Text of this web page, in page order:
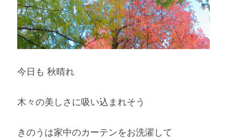
今日も 秋晴れ
木々の美しさに吸い込まれそう
きのうは家中のカーテンをお洗濯して